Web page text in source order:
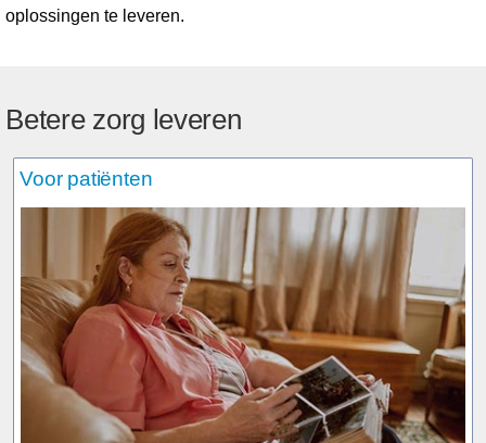
oplossingen te leveren.
Betere zorg leveren
Voor patiënten